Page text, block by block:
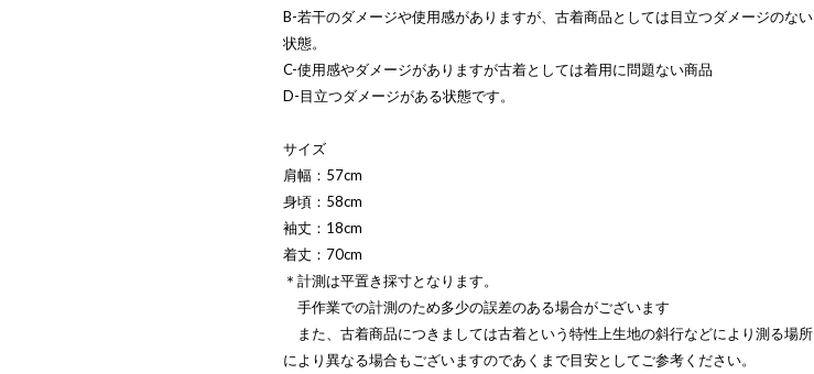
B-若干のダメージや使用感がありますが、古着商品としては目立つダメージのない
状態。
C-使用感やダメージがありますが古着としては着用に問題ない商品
D-目立つダメージがある状態です。
サイズ
肩幅：57cm
身頃：58cm
袖丈：18cm
着丈：70cm
＊計測は平置き採寸となります。
手作業での計測のため多少の誤差のある場合がございます
また、古着商品につきましては古着という特性上生地の斜行などにより測る場所
により異なる場合もございますのであくまで目安としてご参考ください。